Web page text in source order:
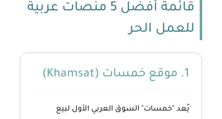
قائمة أفضل 5 منصات عربية
للعمل الحر
1. موقع خمسات (Khamsat)
يُعد "خمسات" السوق العربي الأول لبيع